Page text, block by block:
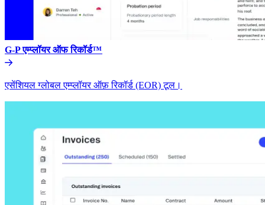
G-P एम्प्लॉयर ऑफ रिकॉर्ड™​​
एसेंशियल ग्लोबल एम्प्लॉयर ऑफ़ रिकॉर्ड (EOR) टूल।​​